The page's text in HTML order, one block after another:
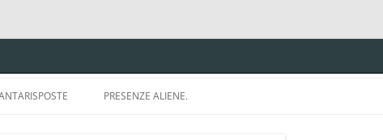
PRESENZE ALIENE.